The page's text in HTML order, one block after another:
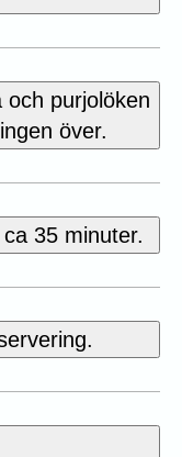
och purjolöken
över.
35 minuter.